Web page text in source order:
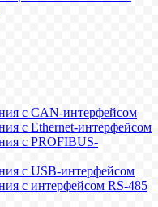
с CAN-интерфейсом
с Ethernet-интерфейсом
с PROFIBUS-
с USB-интерфейсом
с интерфейсом RS-485